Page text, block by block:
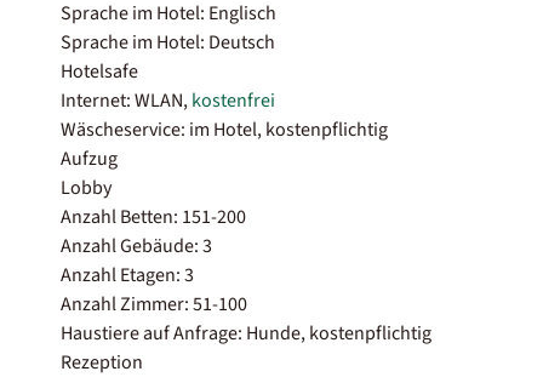
Sprache im Hotel: Englisch
Sprache im Hotel: Deutsch
Hotelsafe
Internet: WLAN,kostenfrei
Wäscheservice: im Hotel, kostenpflichtig
Aufzug
Lobby
Anzahl Betten: 151-200
Anzahl Gebäude: 3
Anzahl Etagen: 3
Anzahl Zimmer: 51-100
Haustiere auf Anfrage: Hunde, kostenpflichtig
Rezeption